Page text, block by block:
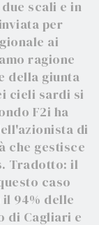
scali e in
per
ai
ragione
della giunta
cieli sardi si
F2i ha
di
che gestisce
Tradotto: il
caso
94% delle
di Cagliari e